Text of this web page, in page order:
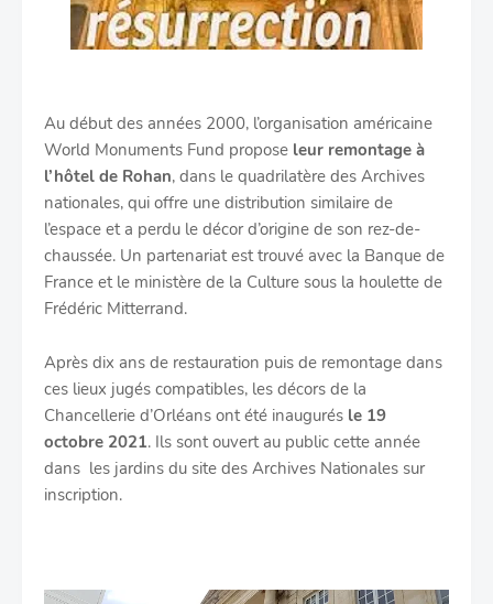
Au début des années 2000, l’organisation américaine
World Monuments Fund propose leur remontage à
l’hôtel de Rohan, dans le quadrilatère des Archives
nationales, qui offre une distribution similaire de
l’espace et a perdu le décor d’origine de son rez-de-
chaussée. Un partenariat est trouvé avec la Banque de
France et le ministère de la Culture sous la houlette de
Frédéric Mitterrand.
Après dix ans de restauration puis de remontage dans
ces lieux jugés compatibles, les décors de la
Chancellerie d’Orléans ont été inaugurés le 19
octobre 2021. Ils sont ouvert au public cette année
dans les jardins du site des Archives Nationales sur
inscription.